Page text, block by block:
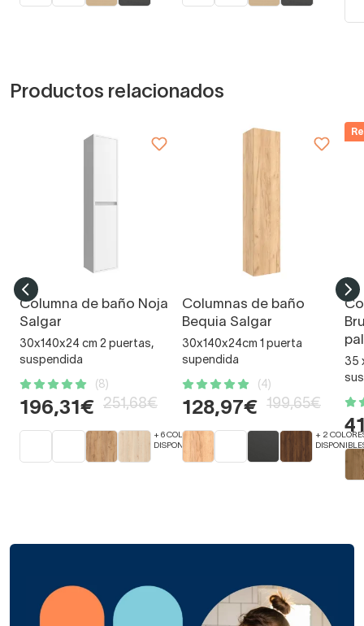
Productos relacionados
Columna de baño Noja
Salgar
30x140x24 cm 2 puertas,
suspendida
(8)
196,31€ 251,68€
+ 6 COLORES
DISPONIBLES
Columnas de baño
Bequia Salgar
30x140x24cm 1 puerta
supendida
(4)
128,97€ 199,65€
+ 2
35